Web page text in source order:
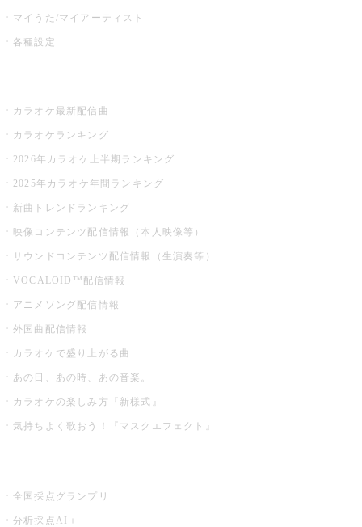
マイうた/マイアーティスト
各種設定
カラオケ最新配信曲
カラオケランキング
2026年カラオケ上半期ランキング
2025年カラオケ年間ランキング
新曲トレンドランキング
映像コンテンツ配信情報（本人映像等）
サウンドコンテンツ配信情報（生演奏等）
VOCALOID™配信情報
アニメソング配信情報
外国曲配信情報
カラオケで盛り上がる曲
あの日、あの時、あの音楽。
カラオケの楽しみ方『新様式』
気持ちよく歌おう！『マスクエフェクト』
全国採点グランプリ
分析採点AI＋